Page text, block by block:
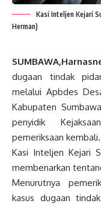
Kasi Inteljen Kejari
Herman)
dugaan tindak
melalui Apbdes
Kabupaten
penyidik
pemeriksaan kembali.
Kasi Inteljen Kejari
membenarkan
Menurutnya
kasus dugaan